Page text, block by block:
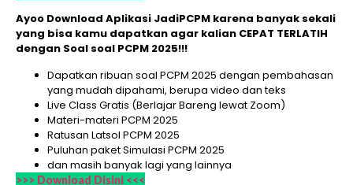
Ayoo Download Aplikasi JadiPCPM karena banyak sekali
yang bisa kamu dapatkan agar kalian CEPAT TERLATIH
dengan Soal soal PCPM 2025!!!
Dapatkan ribuan soal PCPM 2025 dengan pembahasan
yang mudah dipahami, berupa video dan teks
Live Class Gratis (Berlajar Bareng lewat Zoom)
Materi-materi PCPM 2025
Ratusan Latsol PCPM 2025
Puluhan paket Simulasi PCPM 2025
dan masih banyak lagi yang lainnya
>>> Download Disini <<<